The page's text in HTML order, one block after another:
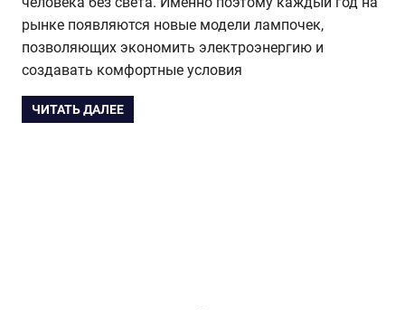
рынке появляются новые модели лампочек,
позволяющих экономить электроэнергию и
создавать комфортные условия
ЧИТАТЬ ДАЛЕЕ